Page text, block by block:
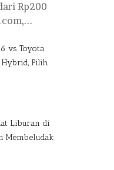
Rp200
vs Toyota
Pilih
Liburan di
Membeludak